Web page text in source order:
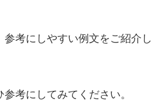
考にしやすい例文をご紹介し
考にしてみてください。